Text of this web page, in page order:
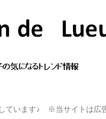
ています♪ ※当サイトは広